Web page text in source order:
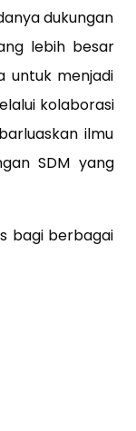
dukungan
lebih besar
untuk menjadi
kolaborasi
ilmu
SDM yang
bagi berbagai